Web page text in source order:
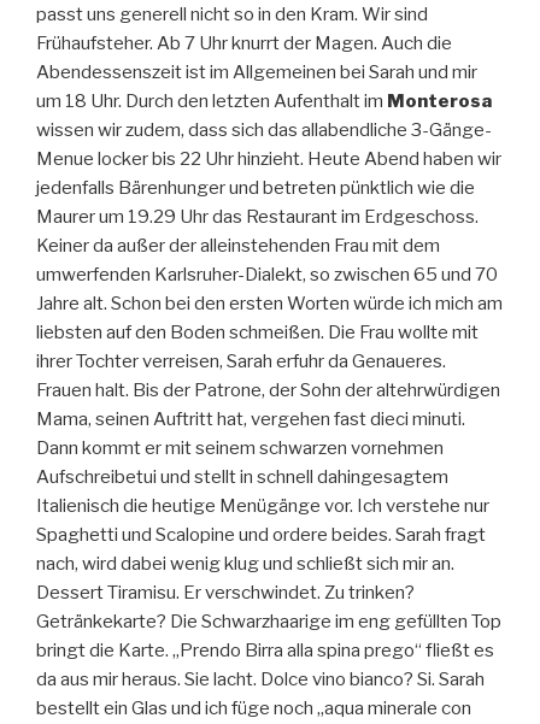
passt uns generell nicht so in den Kram. Wir sind
Frühaufsteher. Ab 7 Uhr knurrt der Magen. Auch die
Abendessenszeit ist im Allgemeinen bei Sarah und mir
um 18 Uhr. Durch den letzten Aufenthalt im Monterosa
wissen wir zudem, dass sich das allabendliche 3-Gänge-
Menue locker bis 22 Uhr hinzieht. Heute Abend haben wir
jedenfalls Bärenhunger und betreten pünktlich wie die
Maurer um 19.29 Uhr das Restaurant im Erdgeschoss.
Keiner da außer der alleinstehenden Frau mit dem
umwerfenden Karlsruher-Dialekt, so zwischen 65 und 70
Jahre alt. Schon bei den ersten Worten würde ich mich am
liebsten auf den Boden schmeißen. Die Frau wollte mit
ihrer Tochter verreisen, Sarah erfuhr da Genaueres.
Frauen halt. Bis der Patrone, der Sohn der altehrwürdigen
Mama, seinen Auftritt hat, vergehen fast dieci minuti.
Dann kommt er mit seinem schwarzen vornehmen
Aufschreibetui und stellt in schnell dahingesagtem
Italienisch die heutige Menügänge vor. Ich verstehe nur
Spaghetti und Scalopine und ordere beides. Sarah fragt
nach, wird dabei wenig klug und schließt sich mir an.
Dessert Tiramisu. Er verschwindet. Zu trinken?
Getränkekarte? Die Schwarzhaarige im eng gefüllten Top
bringt die Karte. „Prendo Birra alla spina prego“ fließt es
da aus mir heraus. Sie lacht. Dolce vino bianco? Si. Sarah
bestellt ein Glas und ich füge noch „aqua minerale con